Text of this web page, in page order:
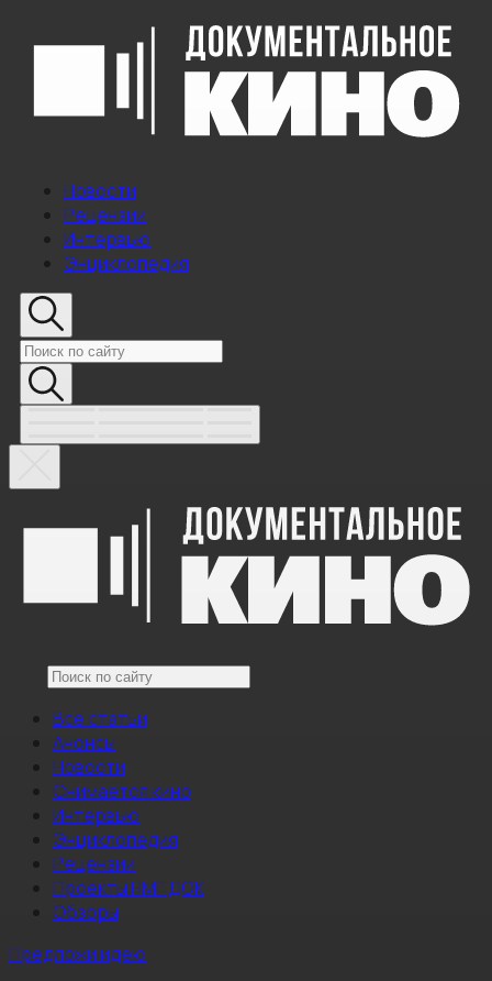
Новости
Рецензии
Интервью
Энциклопедия
Все статьи
Анонсы
Новости
Снимается кино
Интервью
Энциклопедия
Рецензии
Проекты НМГ ДОК
Обзоры
Предложи идею